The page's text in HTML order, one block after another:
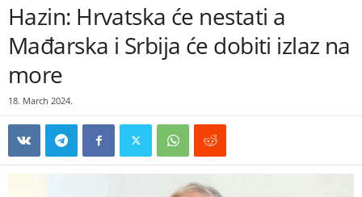
Hazin: Hrvatska će nestati a
Mađarska i Srbija će dobiti izlaz na
more
18. March 2024.